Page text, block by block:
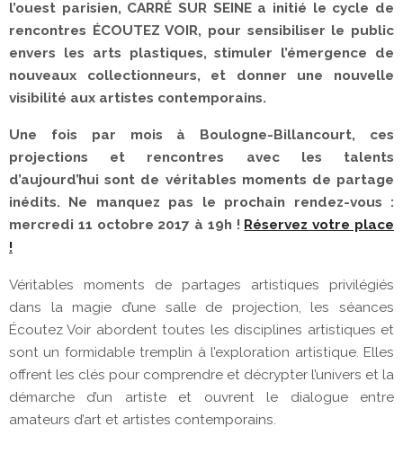
l’ouest parisien, CARRÉ SUR SEINE a initié le cycle de
rencontres ÉCOUTEZ VOIR, pour sensibiliser le public
envers les arts plastiques, stimuler l’émergence de
nouveaux collectionneurs, et donner une nouvelle
visibilité aux artistes contemporains.
Une fois par mois à Boulogne-Billancourt, ces
projections et rencontres avec les talents
d’aujourd’hui sont de véritables moments de partage
inédits. Ne manquez pas le prochain rendez-vous :
mercredi 11 octobre 2017 à 19h ! Réservez votre place
!
Véritables moments de partages artistiques privilégiés
dans la magie d’une salle de projection, les séances
Écoutez Voir abordent toutes les disciplines artistiques et
sont un formidable tremplin à l’exploration artistique. Elles
offrent les clés pour comprendre et décrypter l’univers et la
démarche d’un artiste et ouvrent le dialogue entre
amateurs d’art et artistes contemporains.